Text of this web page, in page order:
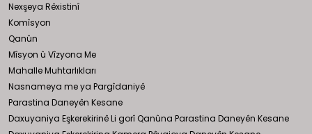
Nexşeya Rêxistinî
Komîsyon
Qanûn
Mîsyon û Vîzyona Me
Mahalle Muhtarlıkları
Nasnameya me ya Pargîdaniyê
Parastina Daneyên Kesane
Daxuyaniya Eşkerekirinê Li gorî Qanûna Parastina Daneyên Kesane